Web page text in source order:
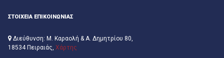
ΣΤΟΙΧΕΙΑ ΕΠΙΚΟΙΝΩΝΙΑΣ
Διεύθυνση: Μ. Καραολή & Α. Δημητρίου 80,
18534 Πειραιάς, Χάρτης